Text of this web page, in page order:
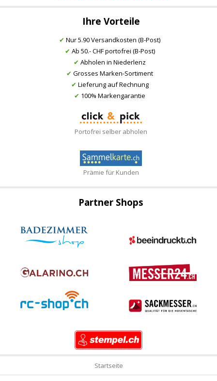
Ihre Vorteile
✔ Nur 5.90 Versandkosten (B-Post)
✔ Ab 50.- CHF portofrei (B-Post)
✔ Abholen in Niederlenz
✔ Grosses Marken-Sortiment
✔ Lieferung auf Rechnung
✔ 100% Markengarantie
Portofrei selber abholen
Prämie für Kunden
Partner Shops
Startseite